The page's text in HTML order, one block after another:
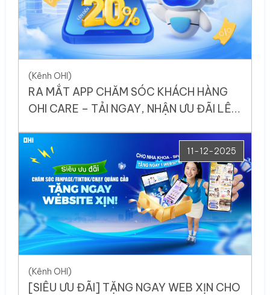
(Kênh OHI)
RA MẮT APP CHĂM SÓC KHÁCH HÀNG
OHI CARE – TẢI NGAY, NHẬN ƯU ĐÃI LÊN
11-12-2025
(Kênh OHI)
[SIÊU ƯU ĐÃI] TẶNG NGAY WEB XỊN CHO